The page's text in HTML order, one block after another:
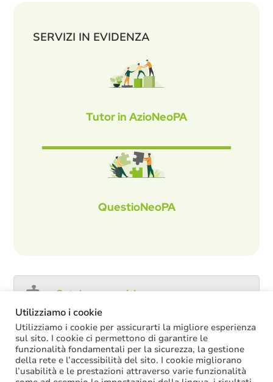
SERVIZI IN EVIDENZA
Tutor in AzioNeoPA
QuestioNeoPA
Catalogo servizi
ULTIME NOTIZIE
Decreto PA: nella versione definitiva salta il
Utilizziamo i cookie
Utilizziamo i cookie per assicurarti la migliore esperienza
sul sito. I cookie ci permettono di garantire le
funzionalità fondamentali per la sicurezza, la gestione
della rete e l’accessibilità del sito. I cookie migliorano
l’usabilità e le prestazioni attraverso varie funzionalità